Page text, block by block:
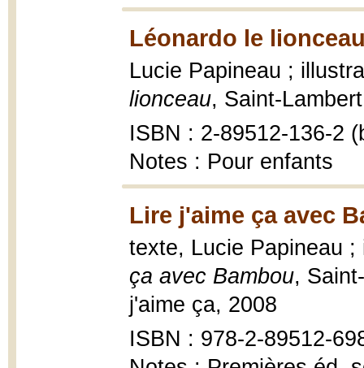
Léonardo le
Lucie Papineau ;
lionceau, Saint-
ISBN : 2-89512-136-2
Notes : Pour enfants
Lire j'aime ça avec
texte, Lucie Papineau
ça avec Bambou,
j'aime ça, 2008
ISBN : 978-2-89512-